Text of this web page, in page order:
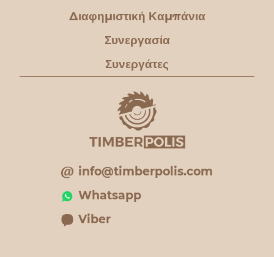
Διαφημιστική Καμπάνια
Συνεργασία
Συνεργάτες
info@timberpolis.com
Whatsapp
Viber